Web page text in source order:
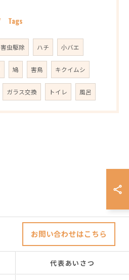
Tags
害虫駆除 ハチ 小バエ
鳩 害鳥 キクイムシ
ガラス交換 トイレ 風呂
お問い合わせはこちら
代表あいさつ